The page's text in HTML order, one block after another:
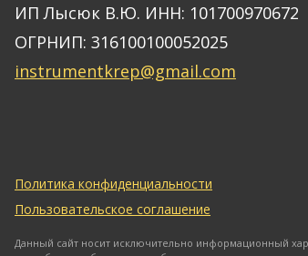
ИП Лысюк В.Ю. ИНН: 101700970672
ОГРНИП: 316100100052025
instrumentkrep@gmail.com
Политика конфиденциальности
Пользовательское соглашение
Данный сайт носит исключительно информационный